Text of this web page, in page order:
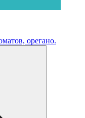
орегано.